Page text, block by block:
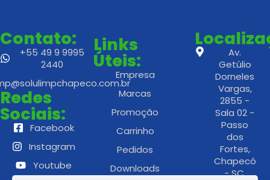
Contato:
+55 49 9 9995
2440
Redes
Sociais:
Facebook
Instagram
Youtube
Links
Úteis:
Empresa
Marcas
Promoção
Carrinho
Pedidos
Downloads
Av.
Getúlio
Dorneles
Vargas,
2855 -
Sala 02 -
Passo
dos
Fortes,
Chapecó
- SC,